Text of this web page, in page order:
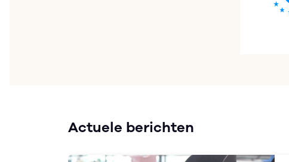
Actuele berichten